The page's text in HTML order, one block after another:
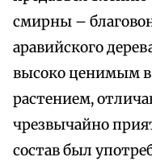
смирны –
аравийского
высоко ценимым
растением,
чрезвычайно
состав был